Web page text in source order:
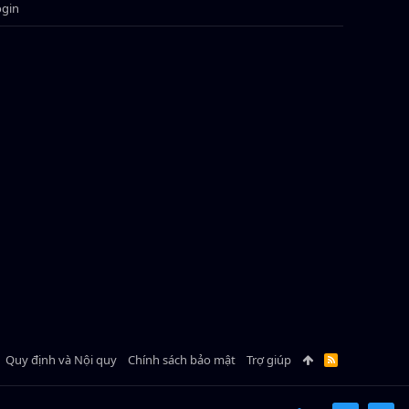
Quy định và Nội quy Chính sách bảo mật Trợ giúp
R
S